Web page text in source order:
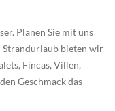
Planen Sie mit uns
Strandurlaub bieten wir
Fincas, Villen,
Geschmack das